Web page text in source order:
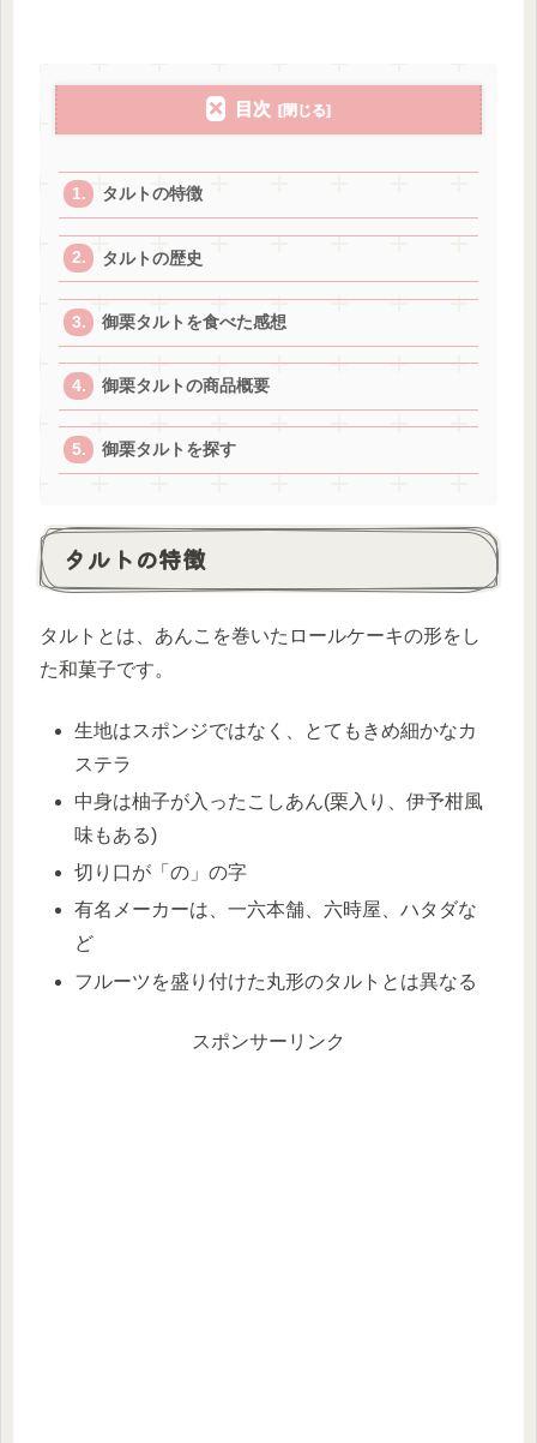
目次
タルトの特徴
タルトの歴史
御栗タルトを食べた感想
御栗タルトの商品概要
御栗タルトを探す
タルトの特徴
タルトとは、あんこを巻いたロールケーキの形をし
た和菓子です。
生地はスポンジではなく、とてもきめ細かなカ
ステラ
中身は柚子が入ったこしあん(栗入り、伊予柑風
味もある)
切り口が「の」の字
有名メーカーは、一六本舗、六時屋、ハタダな
ど
フルーツを盛り付けた丸形のタルトとは異なる
スポンサーリンク